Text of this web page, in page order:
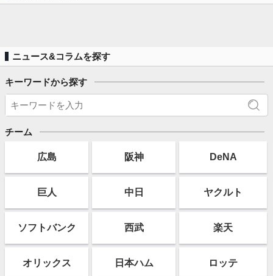
ニュース&コラムを探す
キーワードから探す
チーム
広島 阪神 DeNA
巨人 中日 ヤクルト
ソフトバンク 西武 楽天
オリックス 日本ハム ロッテ